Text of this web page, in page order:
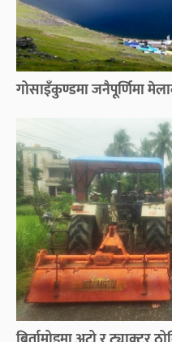
गोसाइँकुण्डमा जनैपूर्णिमा